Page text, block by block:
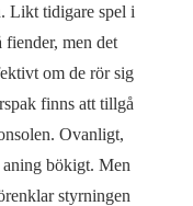
Likt tidigare spel i
fiender, men det
om de rör sig
finns att tillgå
Ovanligt,
bökigt. Men
styrningen